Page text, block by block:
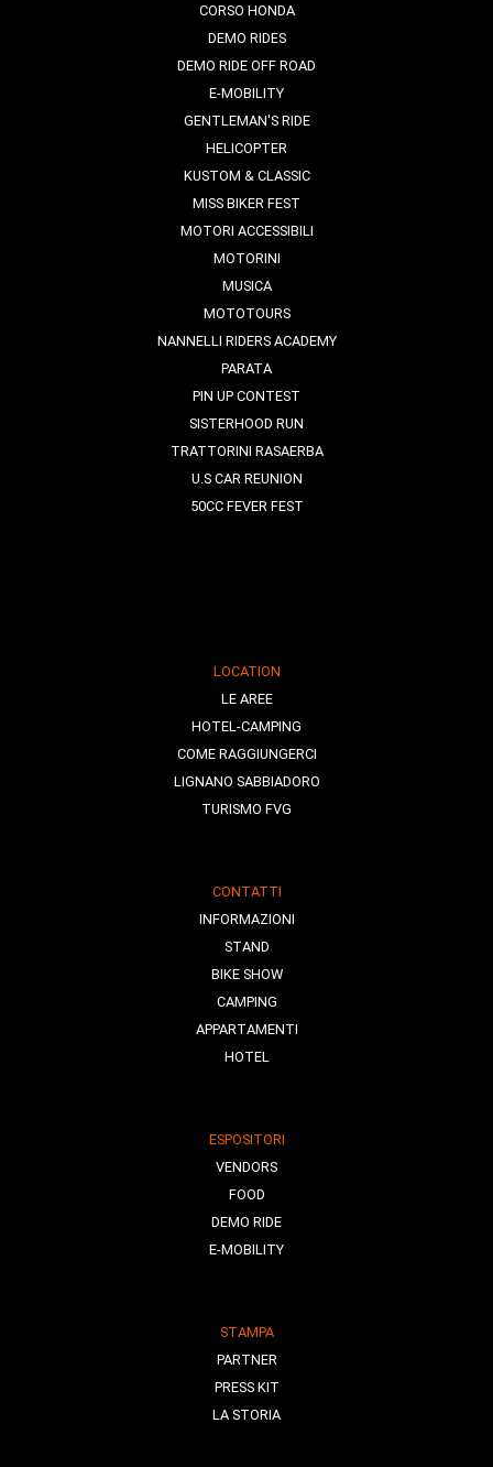
CORSO HONDA
DEMO RIDES
DEMO RIDE OFF ROAD
E-MOBILITY
GENTLEMAN'S RIDE
HELICOPTER
KUSTOM & CLASSIC
MISS BIKER FEST
MOTORI ACCESSIBILI
MOTORINI
MUSICA
MOTOTOURS
NANNELLI RIDERS ACADEMY
PARATA
PIN UP CONTEST
SISTERHOOD RUN
TRATTORINI RASAERBA
U.S CAR REUNION
50CC FEVER FEST
LOCATION
LE AREE
HOTEL-CAMPING
COME RAGGIUNGERCI
LIGNANO SABBIADORO
TURISMO FVG
CONTATTI
INFORMAZIONI
STAND
BIKE SHOW
CAMPING
APPARTAMENTI
HOTEL
ESPOSITORI
VENDORS
FOOD
DEMO RIDE
E-MOBILITY
STAMPA
PARTNER
PRESS KIT
LA STORIA